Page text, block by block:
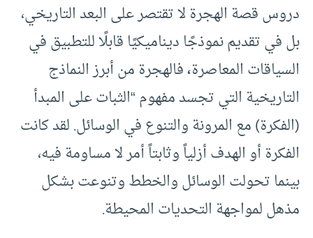
دروس قصة الهجرة لا تقتصر على البعد التاريخي،
بل في تقديم نموذجًا ديناميكيًا قابلًا للتطبيق في
السياقات المعاصرة،فالهجرة من أبرز النماذج
التاريخية التي تجسد مفهوم “الثبات على المبدأ
(الفكرة) مع المرونة والتنوع في الوسائل. لقد كانت
الفكرة أو الهدف أزلياً وثابتاً أمر لا مساومة فيه،
بينما تحولت الوسائل والخطط وتنوعت بشكل
مذهل لمواجهة التحديات المحيطة.